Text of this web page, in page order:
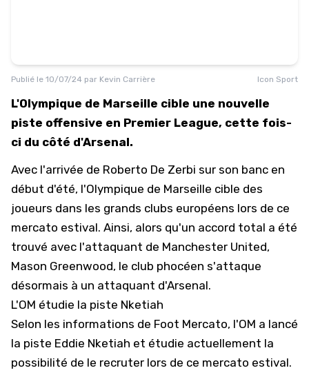
Publié le 10/07/24 par Kevin Carrière Icon Sport
L'Olympique de Marseille cible une nouvelle
piste offensive en Premier League, cette fois-
ci du côté d'Arsenal.
Avec l'arrivée de Roberto De Zerbi sur son banc en
début d'été, l'Olympique de Marseille cible des
joueurs dans les grands clubs européens lors de ce
mercato estival. Ainsi, alors qu'un accord total a été
trouvé avec l'attaquant de Manchester United,
Mason Greenwood, le club phocéen s'attaque
désormais à un attaquant d'Arsenal.
L'OM étudie la piste Nketiah
Selon les informations de Foot Mercato, l'OM a lancé
la piste Eddie Nketiah et étudie actuellement la
possibilité de le recruter lors de ce mercato estival.